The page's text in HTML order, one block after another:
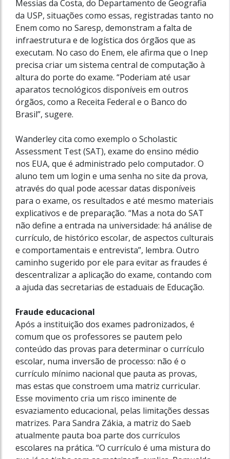
Messias da Costa, do Departamento de Geografia
da USP, situações como essas, registradas tanto no
Enem como no Saresp, demonstram a falta de
infraestrutura e de logística dos órgãos que as
executam. No caso do Enem, ele afirma que o Inep
precisa criar um sistema central de computação à
altura do porte do exame. “Poderiam até usar
aparatos tecnológicos disponíveis em outros
órgãos, como a Receita Federal e o Banco do
Brasil”, sugere.
Wanderley cita como exemplo o Scholastic
Assessment Test (SAT), exame do ensino médio
nos EUA, que é administrado pelo computador. O
aluno tem um login e uma senha no site da prova,
através do qual pode acessar datas disponíveis
para o exame, os resultados e até mesmo materiais
explicativos e de preparação. “Mas a nota do SAT
não define a entrada na universidade: há análise de
currículo, de histórico escolar, de aspectos culturais
e comportamentais e entrevista”, lembra. Outro
caminho sugerido por ele para evitar as fraudes é
descentralizar a aplicação do exame, contando com
a ajuda das secretarias de estaduais de Educação.
Fraude educacional
Após a instituição dos exames padronizados, é
comum que os professores se pautem pelo
conteúdo das provas para determinar o currículo
escolar, numa inversão de processo: não é o
currículo mínimo nacional que pauta as provas,
mas estas que constroem uma matriz curricular.
Esse movimento cria um risco iminente de
esvaziamento educacional, pelas limitações dessas
matrizes. Para Sandra Zákia, a matriz do Saeb
atualmente pauta boa parte dos currículos
escolares na prática. “O currículo é uma mistura do